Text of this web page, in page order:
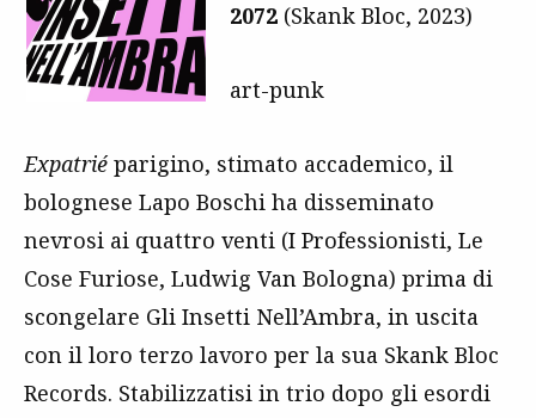
2072 (Skank Bloc, 2023)
art-punk
Expatrié parigino, stimato accademico, il
bolognese Lapo Boschi ha disseminato
nevrosi ai quattro venti (I Professionisti, Le
Cose Furiose, Ludwig Van Bologna) prima di
scongelare Gli Insetti Nell’Ambra, in uscita
con il loro terzo lavoro per la sua Skank Bloc
Records. Stabilizzatisi in trio dopo gli esordi